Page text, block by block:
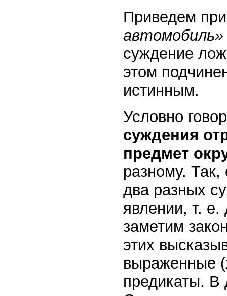
Приведем
автомобиль»
суждение
этом
истинным.
Условно
суждения
предмет
разному.
два разных
явлении, т.
заметим
этих
выраженные
предикаты. В